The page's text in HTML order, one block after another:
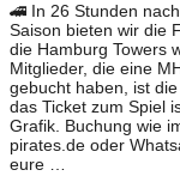
🚄 In 26 Stunden
Saison bieten wir die
die Hamburg Towers
Mitglieder, die eine
gebucht haben, ist
das Ticket zum Spiel
Grafik. Buchung wie
pirates.de oder
eure …